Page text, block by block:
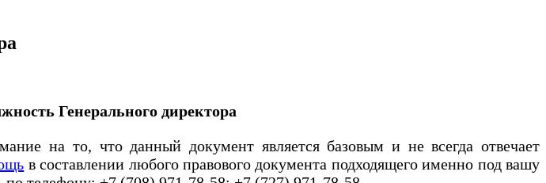
Генерального директора
на то, что данный документ является базовым и не всегда отвечает
в составлении любого правового документа подходящего именно под вашу